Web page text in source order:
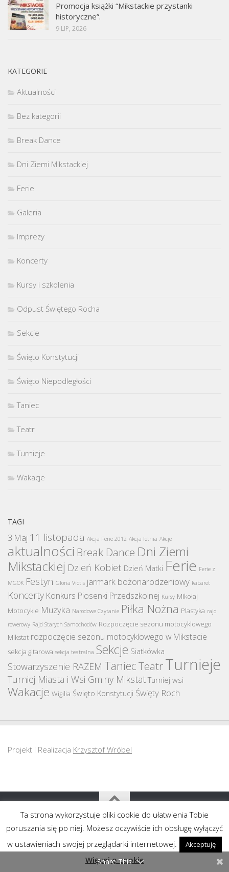
Promocja książki “Mikstackie przystanki
historyczne”.
9 LIP, 2026
KATEGORIE
Aktualności
Bez kategorii
Break Dance
Dni Ziemi Mikstackiej
Ferie
Galeria
Imprezy
Koncerty
Kursy i szkolenia
Odpust Świętego Rocha
Sekcje
Święto Konstytucji
Święto Niepodległości
Taniec
Teatr
Turnieje
Wakacje
TAGI
3 Maj 11 listopada Akcja Ferie 2012 Akcja letnia Akcje
aktualności Break Dance Dni Ziemi
Mikstackiej Dzień Kobiet Dzień Matki Ferie Ferie z
MGOK Festyn Gloria Victis jarmark bożonarodzeniowy kabaret
Koncerty Konkurs Piosenki Przedszkolnej Kursy Mikołaj
Motocykle Muzyka Narodowe Czytanie Piłka Nożna Plastyka rajd
rowerowy Rajd Starych Samochodów Rozpoczęcie sezonu motocyklowego
Mikstat rozpoczęcie sezonu motocyklowego w Mikstacie
sekcja gitarowa sekcja teatralna Sekcje Siatkówka
Stowarzyszenie RAZEM TaniecTeatrTurnieje
Turniej Miasta i Wsi Gminy Mikstat Turniej wsi
Wakacje Wigilia Święto Konstytucji Święty Roch
Projekt i Realizacja Krzysztof Wróbel
Copyright MGOK Mikstat 2011-2020
Ta strona wykorzystuje pliki cookie do ułatwienia Tobie
poruszania się po niej. Możesz oczywiście ich obsługę wyłączyć
w ustawieniach swojej przeglądarki internetowej.
Akceptuję
Więcej o cookie
Share This